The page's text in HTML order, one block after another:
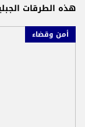
هذه الطرقات
أمن وقضاء